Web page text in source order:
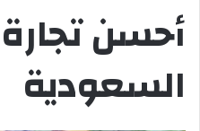
أحسن
السعودية